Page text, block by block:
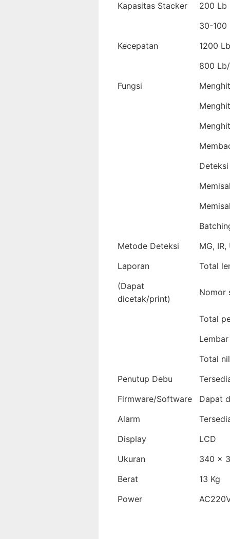
Kapasitas Stacker
200 Lb
30-100
Kecepatan
1200
800
Fungsi
Metode Deteksi
MG, IR,
Laporan
Total
(Dapat
dicetak/print)
Nomor
Total
Total
Penutup Debu
Firmware/Software
Dapat
Alarm
Display
LCD
Ukuran
340 x
Berat
13 Kg
Power